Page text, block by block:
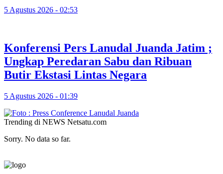
5 Agustus 2026 - 02:53
Konferensi Pers Lanudal Juanda Jatim ;
Ungkap Peredaran Sabu dan Ribuan
Butir Ekstasi Lintas Negara
5 Agustus 2026 - 01:39
Trending di NEWS Netsatu.com
Sorry. No data so far.